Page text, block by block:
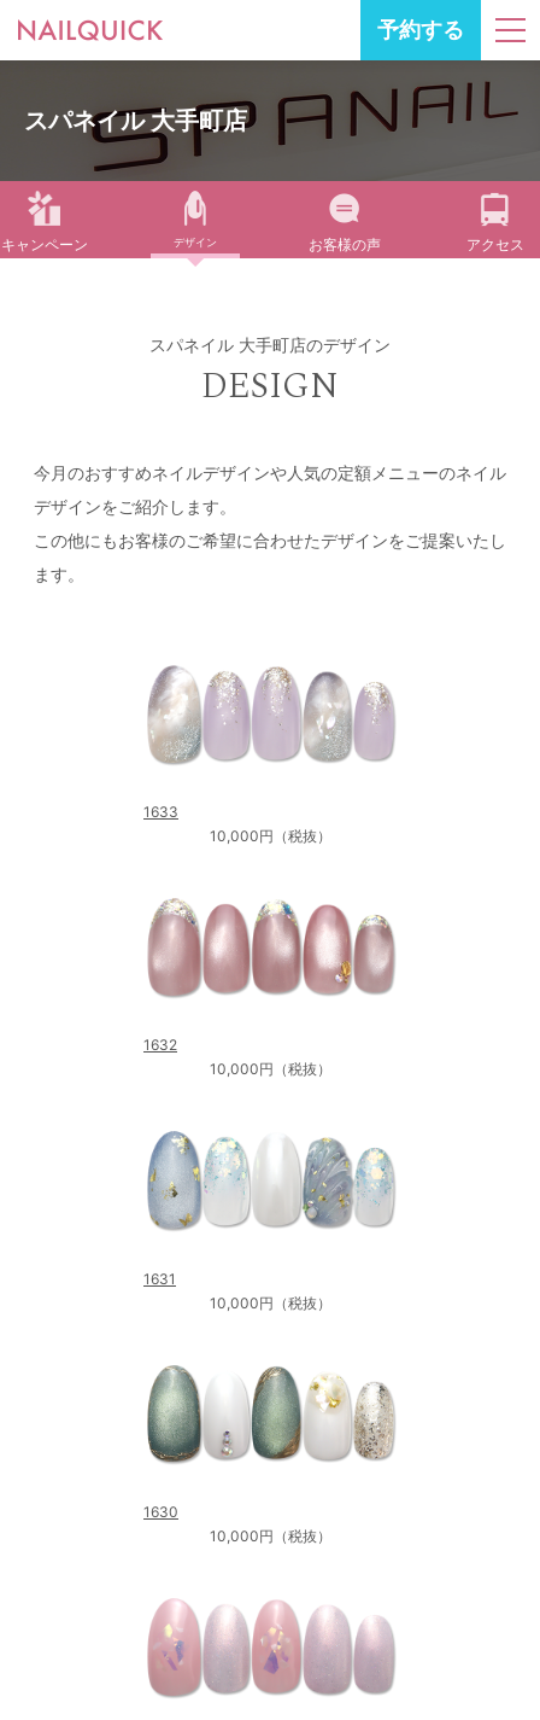
予約する
スパネイル 大手町店
キャンペーン デザイン お客様の声 アクセス
スパネイル 大手町店のデザイン
DESIGN
今月のおすすめネイルデザインや人気の定額メニューのネイル
デザインをご紹介します。
この他にもお客様のご希望に合わせたデザインをご提案いたし
ます。
1633
10,000円（税抜）
1632
10,000円（税抜）
1631
10,000円（税抜）
1630
10,000円（税抜）